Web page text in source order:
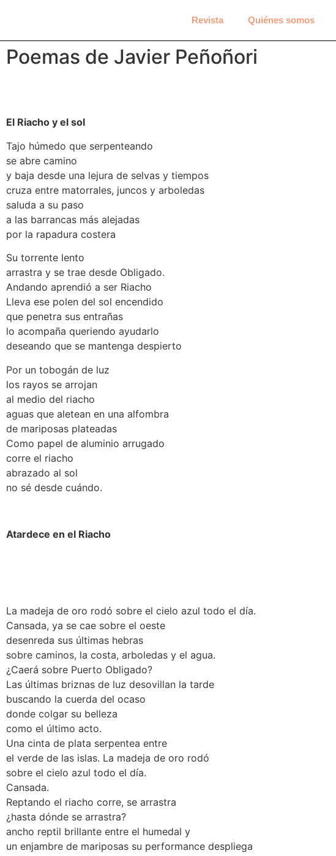
Revista Quiénes somos
Poemas de Javier Peñoñori
El Riacho y el sol
Tajo húmedo que serpenteando
se abre camino
y baja desde una lejura de selvas y tiempos
cruza entre matorrales, juncos y arboledas
saluda a su paso
a las barrancas más alejadas
por la rapadura costera
Su torrente lento
arrastra y se trae desde Obligado.
Andando aprendió a ser Riacho
Lleva ese polen del sol encendido
que penetra sus entrañas
lo acompaña queriendo ayudarlo
deseando que se mantenga despierto
Por un tobogán de luz
los rayos se arrojan
al medio del riacho
aguas que aletean en una alfombra
de mariposas plateadas
Como papel de aluminio arrugado
corre el riacho
abrazado al sol
no sé desde cuándo.
Atardece en el Riacho
La madeja de oro rodó sobre el cielo azul todo el día.
Cansada, ya se cae sobre el oeste
desenreda sus últimas hebras
sobre caminos, la costa, arboledas y el agua.
¿Caerá sobre Puerto Obligado?
Las últimas briznas de luz desovillan la tarde
buscando la cuerda del ocaso
donde colgar su belleza
como el último acto.
Una cinta de plata serpentea entre
el verde de las islas. La madeja de oro rodó
sobre el cielo azul todo el día.
Cansada.
Reptando el riacho corre, se arrastra
¿hasta dónde se arrastra?
ancho reptil brillante entre el humedal y
un enjambre de mariposas su performance despliega